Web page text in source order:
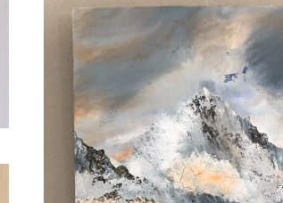
Read more